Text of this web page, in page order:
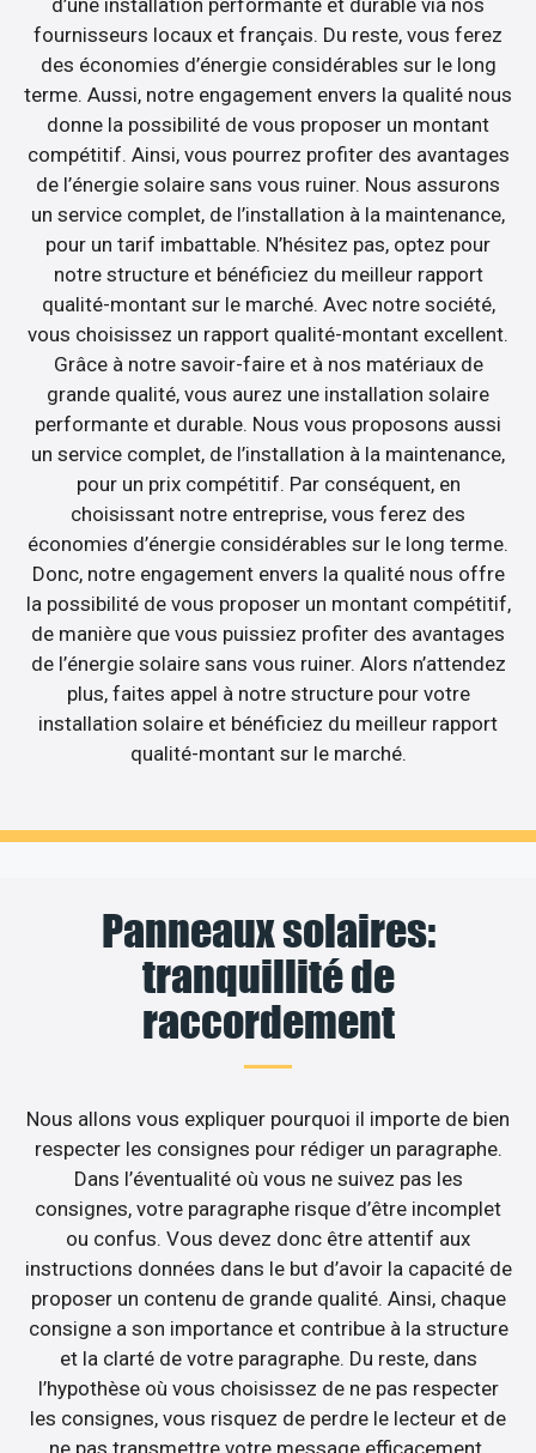
d’une installation performante et durable via nos
fournisseurs locaux et français. Du reste, vous ferez
des économies d’énergie considérables sur le long
terme. Aussi, notre engagement envers la qualité nous
donne la possibilité de vous proposer un montant
compétitif. Ainsi, vous pourrez profiter des avantages
de l’énergie solaire sans vous ruiner. Nous assurons
un service complet, de l’installation à la maintenance,
pour un tarif imbattable. N’hésitez pas, optez pour
notre structure et bénéficiez du meilleur rapport
qualité-montant sur le marché. Avec notre société,
vous choisissez un rapport qualité-montant excellent.
Grâce à notre savoir-faire et à nos matériaux de
grande qualité, vous aurez une installation solaire
performante et durable. Nous vous proposons aussi
un service complet, de l’installation à la maintenance,
pour un prix compétitif. Par conséquent, en
choisissant notre entreprise, vous ferez des
économies d’énergie considérables sur le long terme.
Donc, notre engagement envers la qualité nous offre
la possibilité de vous proposer un montant compétitif,
de manière que vous puissiez profiter des avantages
de l’énergie solaire sans vous ruiner. Alors n’attendez
plus, faites appel à notre structure pour votre
installation solaire et bénéficiez du meilleur rapport
qualité-montant sur le marché.
Panneaux solaires:
tranquillité de
raccordement
Nous allons vous expliquer pourquoi il importe de bien
respecter les consignes pour rédiger un paragraphe.
Dans l’éventualité où vous ne suivez pas les
consignes, votre paragraphe risque d’être incomplet
ou confus. Vous devez donc être attentif aux
instructions données dans le but d’avoir la capacité de
proposer un contenu de grande qualité. Ainsi, chaque
consigne a son importance et contribue à la structure
et la clarté de votre paragraphe. Du reste, dans
l’hypothèse où vous choisissez de ne pas respecter
les consignes, vous risquez de perdre le lecteur et de
ne pas transmettre votre message efficacement.